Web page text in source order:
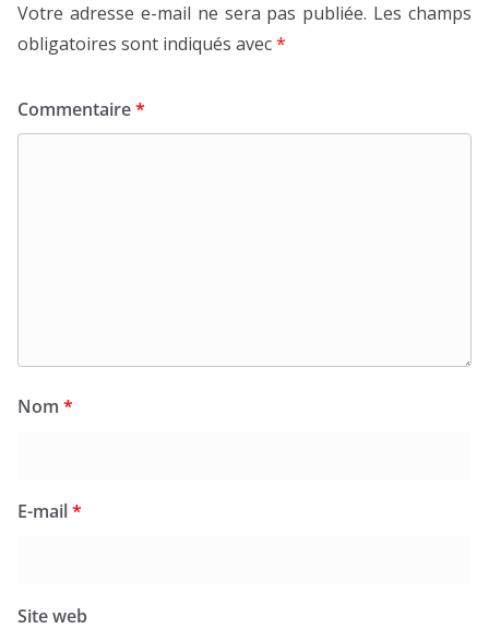
Votre adresse e-mail ne sera pas publiée. Les champs
obligatoires sont indiqués avec*
Commentaire*
Nom *
E-mail*
Site web